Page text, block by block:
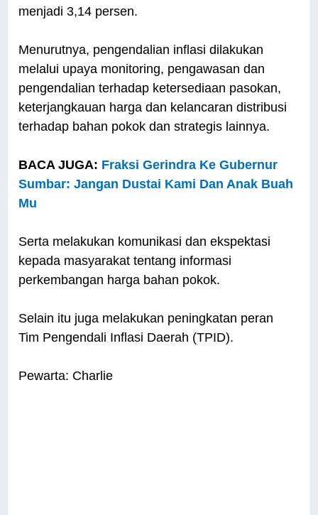
menjadi 3,14 persen.
Menurutnya, pengendalian inflasi dilakukan
melalui upaya monitoring, pengawasan dan
pengendalian terhadap ketersediaan pasokan,
keterjangkauan harga dan kelancaran distribusi
terhadap bahan pokok dan strategis lainnya.
BACA JUGA: Fraksi Gerindra Ke Gubernur
Sumbar: Jangan Dustai Kami Dan Anak Buah
Mu
Serta melakukan komunikasi dan ekspektasi
kepada masyarakat tentang informasi
perkembangan harga bahan pokok.
Selain itu juga melakukan peningkatan peran
Tim Pengendali Inflasi Daerah (TPID).
Pewarta: Charlie